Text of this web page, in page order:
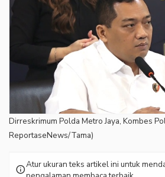
Dirreskrimum Polda Metro Jaya, Kombes
ReportaseNews/Tama)
infoAtur ukuran teks artikel ini untuk